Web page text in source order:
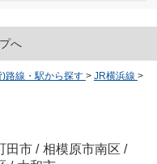
へ
)路線・駅から探す > JR横浜線 >
田市 / 相模原市南区 /